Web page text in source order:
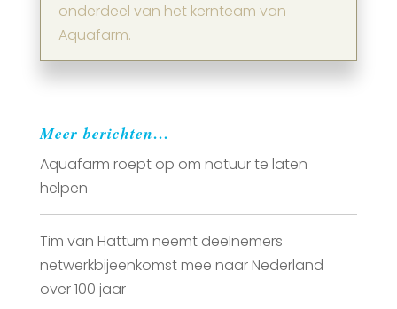
onderdeel van het kernteam van
Aquafarm.
Meer berichten…
Aquafarm roept op om natuur te laten
helpen
Tim van Hattum neemt deelnemers
netwerkbijeenkomst mee naar Nederland
over 100 jaar